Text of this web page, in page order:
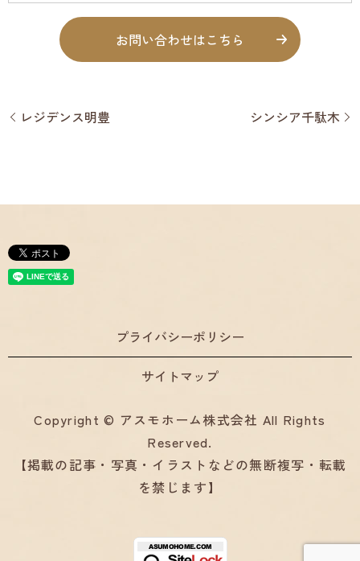
お問い合わせはこちら
レジデンス明豊 シンシア千駄木
プライバシーポリシー
サイトマップ
Copyright © アスモホーム株式会社 All Rights
Reserved.
【掲載の記事・写真・イラストなどの無断複写・転載
を禁じます】